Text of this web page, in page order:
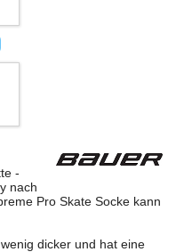
-
nach
Pro Skate Socke kann
dicker und hat eine